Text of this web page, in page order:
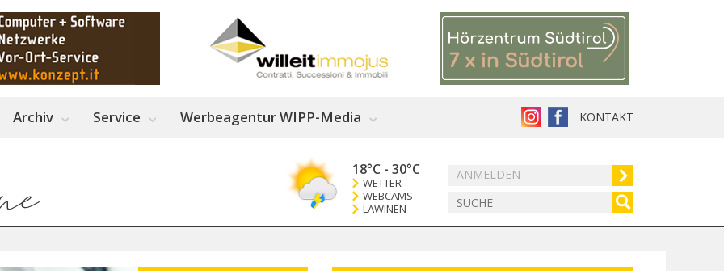
KONTAKT
Archiv Service Werbeagentur WIPP-Media
ANMELDEN
18°C - 30°C
WETTER
WEBCAMS
LAWINEN